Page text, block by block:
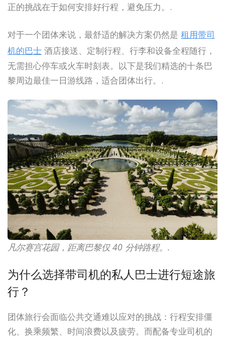
正的挑战在于如何安排好行程，避免压力。.
对于一个团体来说，最舒适的解决方案仍然是 租用带司
机的巴士 酒店接送、定制行程、行李和设备全程随行，
无需担心停车或火车时刻表。以下是我们精选的十条巴
黎周边最佳一日游线路，适合团体出行。.
凡尔赛宫花园，距离巴黎仅 40 分钟路程。.
为什么选择带司机的私人巴士进行短途旅
行？
团体旅行会面临公共交通难以应对的挑战：行程安排僵
化、换乘频繁、时间浪费以及疲劳。而配备专业司机的